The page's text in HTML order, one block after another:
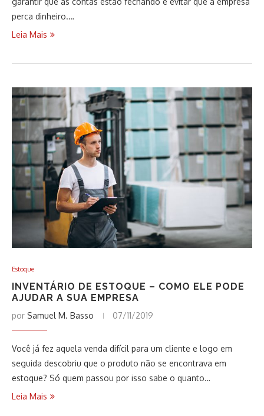
perca dinheiro.…
Leia Mais
Estoque
INVENTÁRIO DE ESTOQUE – COMO ELE PODE
AJUDAR A SUA EMPRESA
por Samuel M. Basso 07/11/2019
Você já fez aquela venda difícil para um cliente e logo em
seguida descobriu que o produto não se encontrava em
estoque? Só quem passou por isso sabe o quanto…
Leia Mais